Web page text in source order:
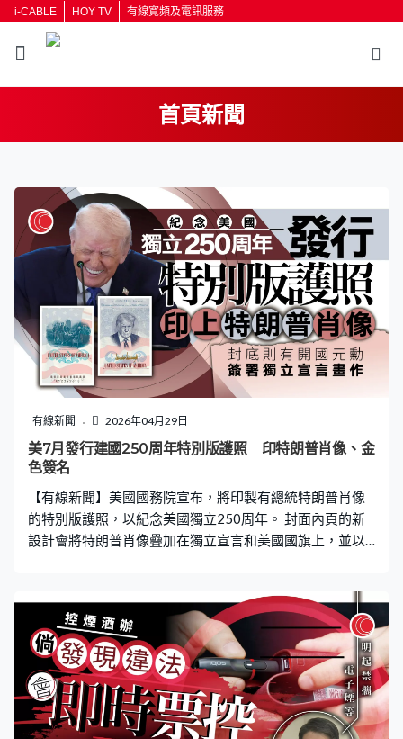
i-CABLE HOY TV 有線寬頻及電訊服務
首頁新聞
有線新聞 2026年04月29日
美7月發行建國250周年特別版護照 印特朗普肖像、金
色簽名
【有線新聞】美國國務院宣布，將印製有總統特朗普肖像
的特別版護照，以紀念美國獨立250周年。 封面內頁的新
設計會將特朗普肖像疊加在獨立宣言和美國國旗上，並以
但未公布發行的數量。特朗普自再次入主白宮後，已在多
個設施和文件加上個人名字，包括慶祝美國獨立250週年
的紀念幣和甘迺迪中心等。